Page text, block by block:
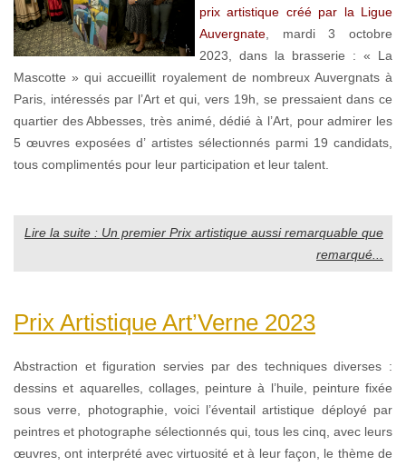
prix artistique créé par la Ligue
Auvergnate , mardi 3 octobre
2023, dans la brasserie : « La
Mascotte » qui accueillit royalement de nombreux Auvergnats à
Paris, intéressés par l’Art et qui, vers 19h, se pressaient dans ce
quartier des Abbesses, très animé, dédié à l’Art, pour admirer les
5 œuvres exposées d’ artistes sélectionnés parmi 19 candidats,
tous complimentés pour leur participation et leur talent.
Lire la suite : Un premier Prix artistique aussi remarquable que
remarqué...
Prix Artistique Art’Verne 2023
Abstraction et figuration servies par des techniques diverses :
dessins et aquarelles, collages, peinture à l’huile, peinture fixée
sous verre, photographie, voici l’éventail artistique déployé par
peintres et photographe sélectionnés qui, tous les cinq, avec leurs
œuvres, ont interprété avec virtuosité et à leur façon, le thème de